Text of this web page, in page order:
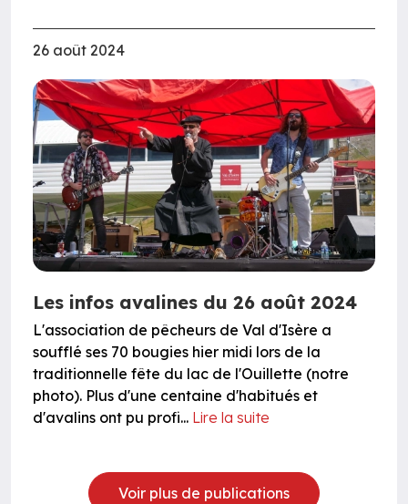
26 août 2024
Les infos avalines du 26 août 2024
L'association de pêcheurs de Val d'Isère a
soufflé ses 70 bougies hier midi lors de la
traditionnelle fête du lac de l'Ouillette (notre
photo). Plus d'une centaine d'habitués et
d'avalins ont pu profi... Lire la suite
Voir plus de publications